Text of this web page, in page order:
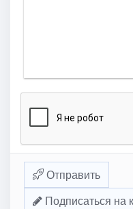
Отправить
Подписаться на